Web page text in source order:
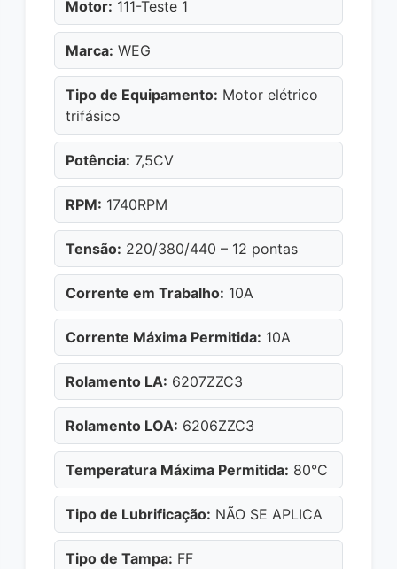
Motor: 111-Teste 1
Marca: WEG
Tipo de Equipamento: Motor elétrico
trifásico
Potência: 7,5CV
RPM: 1740RPM
Tensão: 220/380/440 – 12 pontas
Corrente em Trabalho: 10A
Corrente Máxima Permitida: 10A
Rolamento LA: 6207ZZC3
Rolamento LOA: 6206ZZC3
Temperatura Máxima Permitida: 80°C
Tipo de Lubrificação: NÃO SE APLICA
Tipo de Tampa: FF